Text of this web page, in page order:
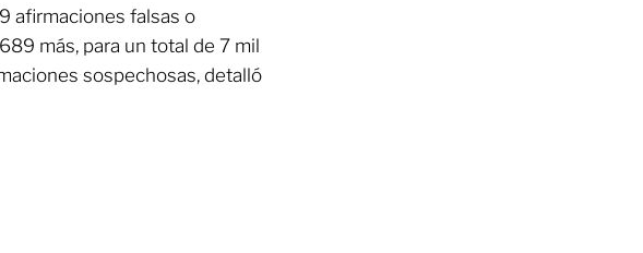
afirmaciones falsas o
más, para un total de 7 mil
sospechosas, detalló